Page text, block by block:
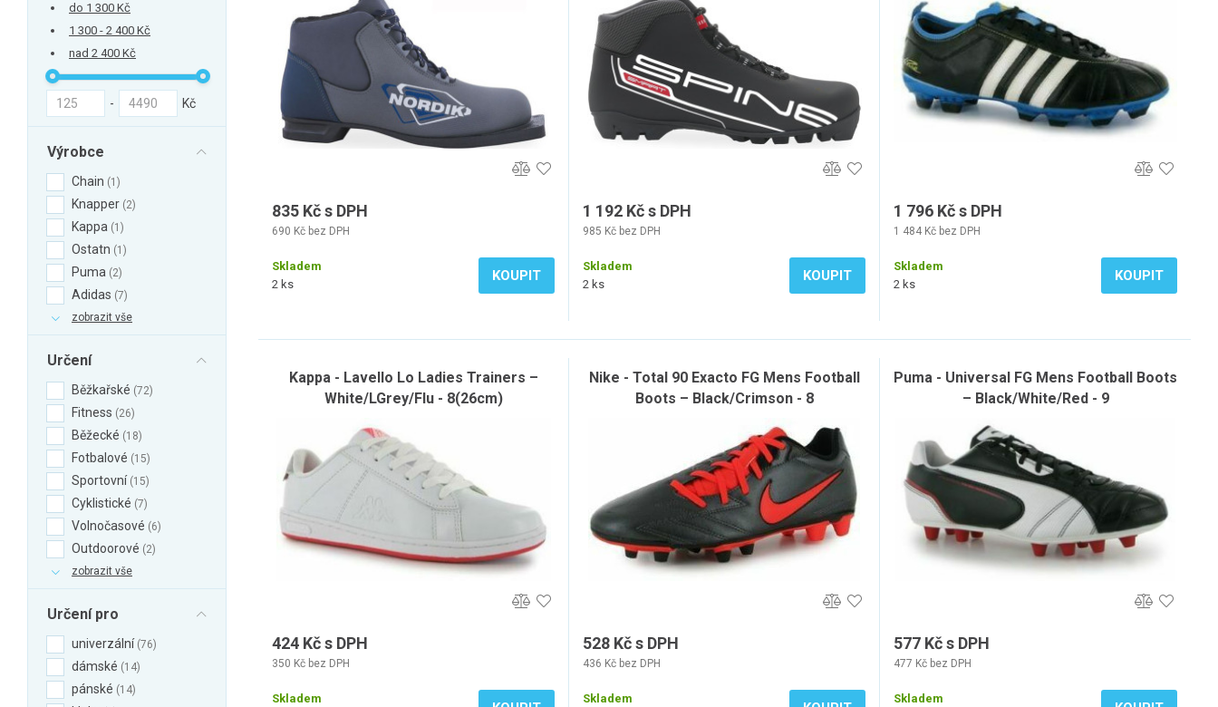
do 1 300 Kč
1 300 - 2 400 Kč
nad 2 400 Kč
- Kč
Výrobce
Chain 1
Knapper 2
Kappa 1
Ostatn 1
Puma 2
Adidas 7
zobrazit vše
Určení
Běžkařské 72
Fitness 26
Běžecké 18
Fotbalové 15
Sportovní 15
Cyklistické 7
Volnočasové 6
Outdoorové
2
zobrazit vše
Určení pro
univerzální 76
dámské 14
pánské 14
835 Kč s DPH
690 Kč bez DPH
Skladem
2 ks
KOUPIT
1 192 Kč s DPH
985 Kč bez DPH
Skladem
2 ks
KOUPIT
1 796 Kč s DPH
1 484 Kč bez DPH
Skladem
2 ks
KOUPIT
Kappa - Lavello Lo Ladies Trainers –
White/LGrey/Flu - 8(26cm)
424 Kč s DPH
350 Kč bez DPH
Skladem
Nike - Total 90 Exacto FG Mens Football
Boots – Black/Crimson - 8
528 Kč s DPH
436 Kč bez DPH
Skladem
Puma - Universal FG Mens Football Boots
– Black/White/Red - 9
577 Kč s DPH
477 Kč bez DPH
Skladem